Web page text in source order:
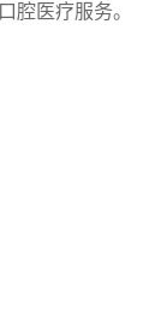
腔医疗服务。